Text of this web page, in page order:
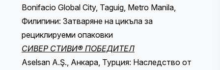
Bonifacio Global City, Taguig, Metro Manila,
Филипини: Затваряне на цикъла за
рециклируеми опаковки
СИВЕР СТИВИ® ПОБЕДИТЕЛ
Aselsan A.Ş., Анкара, Турция: Наследство от